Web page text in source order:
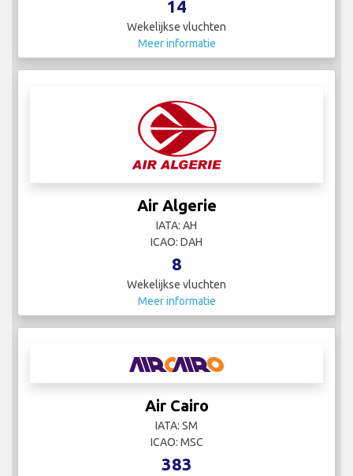
14
Wekelijkse vluchten
Meer informatie
Air Algerie
IATA: AH
ICAO: DAH
8
Wekelijkse vluchten
Meer informatie
Air Cairo
IATA: SM
ICAO: MSC
383